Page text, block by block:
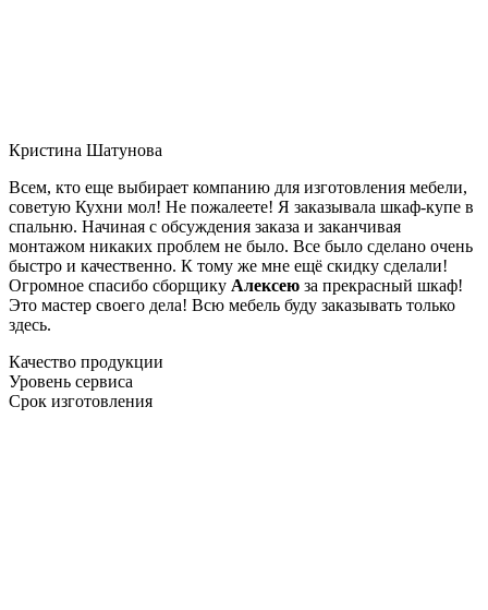
Кристина Шатунова
Всем, кто еще выбирает компанию для изготовления мебели,
советую Кухни мол! Не пожалеете! Я заказывала шкаф-купе в
спальню. Начиная с обсуждения заказа и заканчивая
монтажом никаких проблем не было. Все было сделано очень
быстро и качественно. К тому же мне ещё скидку сделали!
Огромное спасибо сборщику Алексею за прекрасный шкаф!
Это мастер своего дела! Всю мебель буду заказывать только
здесь.
Качество продукции
Уровень сервиса
Срок изготовления